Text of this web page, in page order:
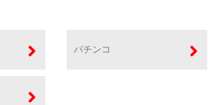
パチンコ